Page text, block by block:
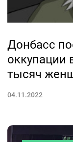
Донбасс
оккупации
тысяч
04.11.2022